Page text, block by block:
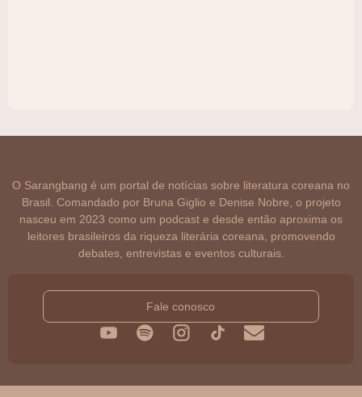
O Sarangbang é um portal de notícias sobre literatura coreana no
Brasil. Comandado por Bruna Giglio e Denise Nobre, o projeto
nasceu em 2023 como um podcast e desde então aproxima os
leitores brasileiros da riqueza literária coreana, promovendo
debates, entrevistas e eventos culturais.
Fale conosco